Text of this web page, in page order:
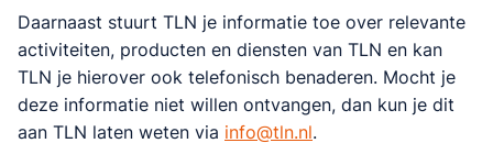
Daarnaast stuurt TLN je informatie toe over relevante
activiteiten, producten en diensten van TLN en kan
TLN je hierover ook telefonisch benaderen. Mocht je
deze informatie niet willen ontvangen, dan kun je dit
aan TLN laten weten via info@tln.nl.